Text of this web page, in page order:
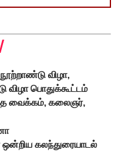
விழா,
விழா பொதுக்கூட்டம்
வைக்கம், கலைஞர்,
ஒன்றிய கலந்துரையாடல்